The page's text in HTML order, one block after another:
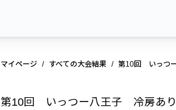
マイページ すべての大会結果 第10回 いっつ
第10回 いっつー八王子 冷房あり